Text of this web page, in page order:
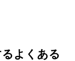
よくある